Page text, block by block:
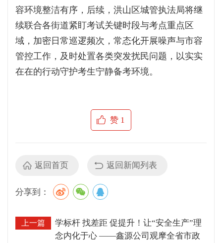
容环境整洁有序，后续，洪山区城管执法局将继
续联合各街道紧盯考试关键时段与考点重点区
域，加密日常巡逻频次，常态化开展噪声与市容
管控工作，及时处置各类突发扰民问题，以实实
在在的行动守护考生宁静备考环境。
赞 1
返回首页 返回新闻列表
分享到：
上一篇
学标杆 找差距 促提升！让“安全生产”理
念内化于心 ——鑫源公司观摩全省市政